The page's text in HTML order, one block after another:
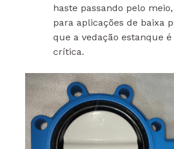
haste passando pelo
para aplicações de baixa
que a vedação estanque é
crítica.